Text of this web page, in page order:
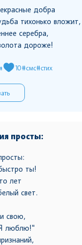
добра
тихонько вложит,
серебра,
дороже!
10#смс#стих
просты:
ты!
лет
свет.
свою,
люблю!"